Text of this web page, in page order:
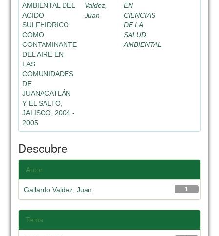
AMBIENTAL DEL
ACIDO
SULFHIDRICO
COMO
CONTAMINANTE
DEL AIRE EN
LAS
COMUNIDADES
DE
JUANACATLÁN
Y EL SALTO,
JALISCO, 2004 -
2005
Valdez,
Juan
EN
CIENCIAS
DE LA
SALUD
AMBIENTAL
Descubre
Autor
1
Gallardo Valdez, Juan
Tema